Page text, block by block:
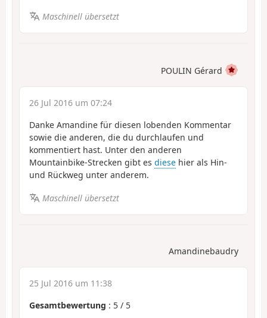
Maschinell übersetzt
POULIN Gérard
26 Jul 2016 um 07:24
Danke Amandine für diesen lobenden Kommentar
sowie die anderen, die du durchlaufen und
kommentiert hast. Unter den anderen
Mountainbike-Strecken gibt es diese hier als Hin-
und Rückweg unter anderem.
Maschinell übersetzt
Amandinebaudry
25 Jul 2016 um 11:38
Gesamtbewertung : 5 / 5